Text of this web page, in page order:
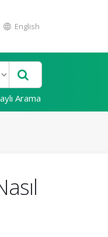
English
Arama